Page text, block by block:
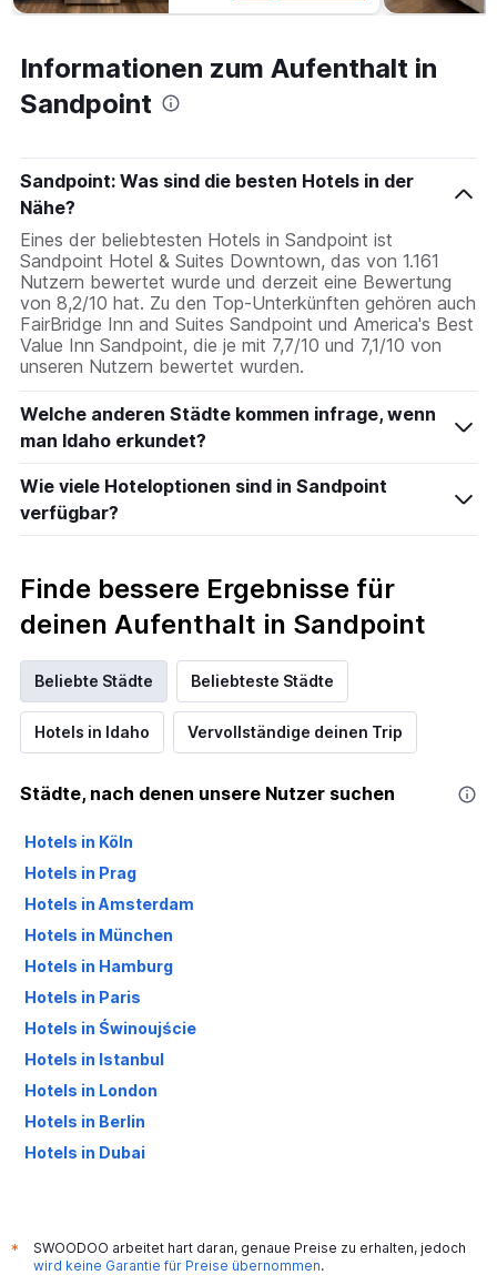
Informationen zum Aufenthalt in
Sandpoint
Sandpoint: Was sind die besten Hotels in der
Nähe?
Eines der beliebtesten Hotels in Sandpoint ist
Sandpoint Hotel & Suites Downtown, das von 1.161
Nutzern bewertet wurde und derzeit eine Bewertung
von 8,2/10 hat. Zu den Top-Unterkünften gehören auch
FairBridge Inn and Suites Sandpoint und America's Best
Value Inn Sandpoint, die je mit 7,7/10 und 7,1/10 von
unseren Nutzern bewertet wurden.
Welche anderen Städte kommen infrage, wenn
man Idaho erkundet?
Wie viele Hoteloptionen sind in Sandpoint
verfügbar?
Finde bessere Ergebnisse für
deinen Aufenthalt in Sandpoint
Beliebte Städte Beliebteste Städte
Hotels in Idaho Vervollständige deinen Trip
Städte, nach denen unsere Nutzer suchen
Hotels in Köln
Hotels in Prag
Hotels in Amsterdam
Hotels in München
Hotels in Hamburg
Hotels in Paris
Hotels in Świnoujście
Hotels in Istanbul
Hotels in London
Hotels in Berlin
Hotels in Dubai
*
SWOODOO arbeitet hart daran, genaue Preise zu erhalten, jedoch
wird keine Garantie für Preise übernommen.